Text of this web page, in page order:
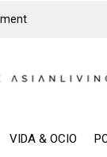
VIDA & OCIO